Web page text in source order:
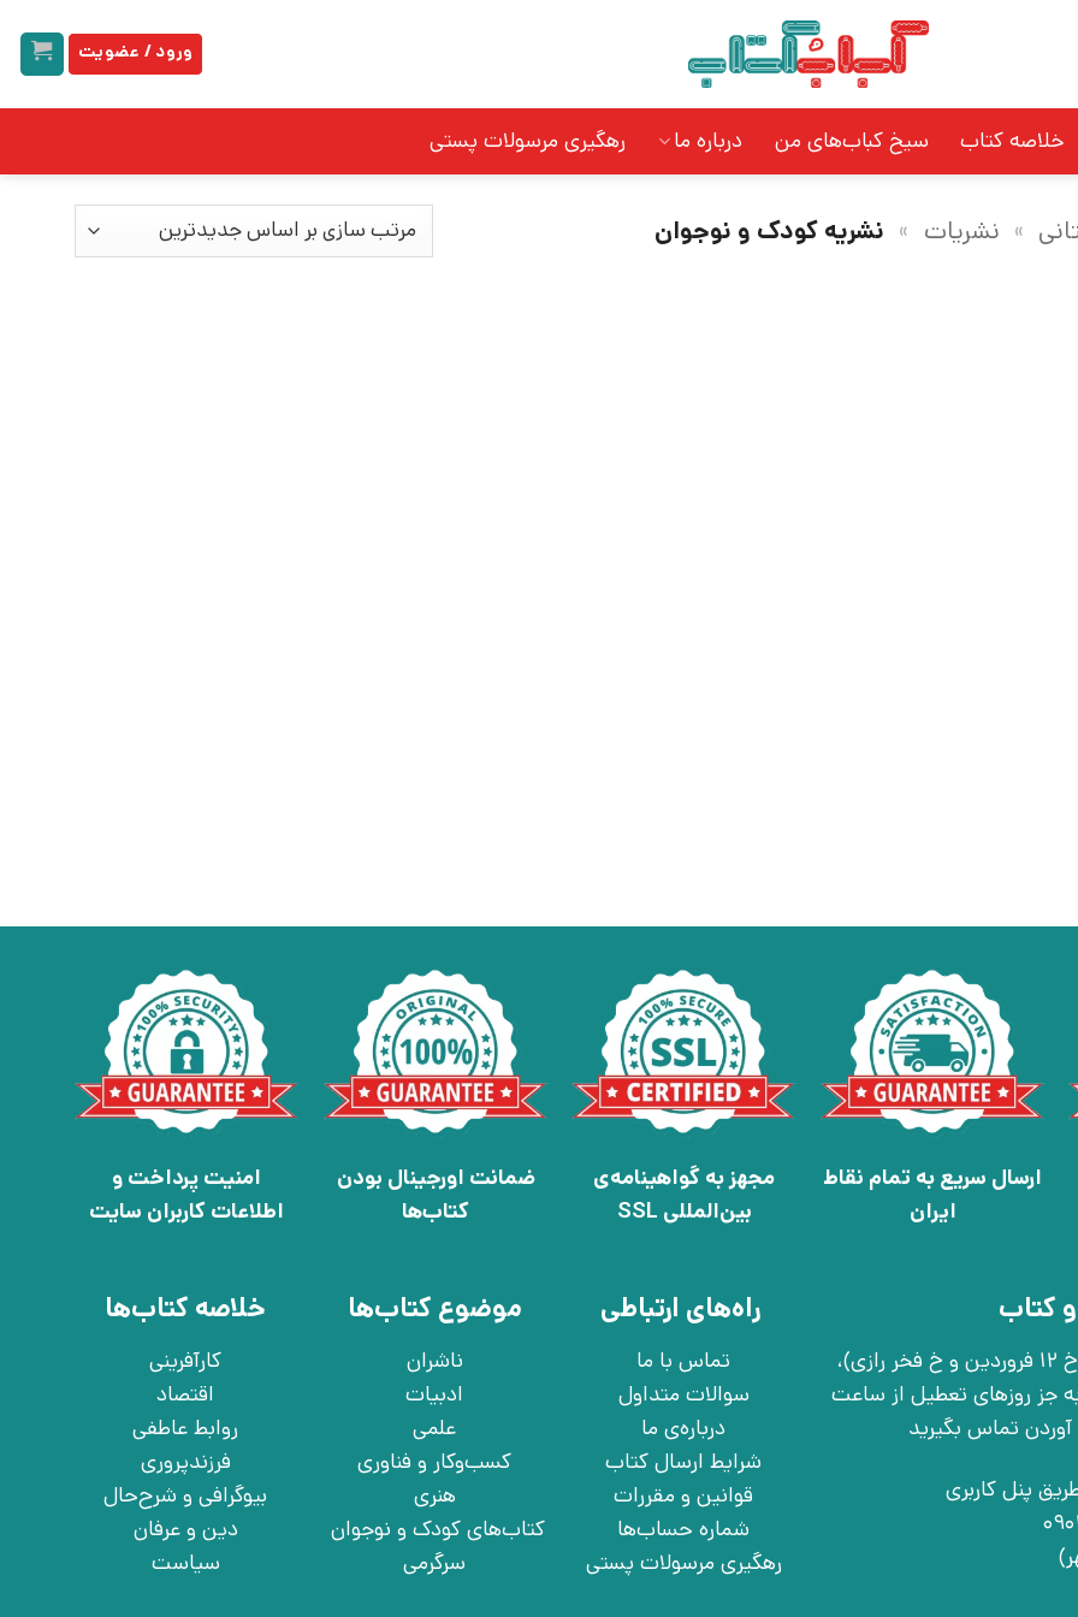
ورود / عضویت
خلاصه کتاب سیخ کباب‌های من درباره ما رهگیری مرسولات پستی
» نشریات » نشریه کودک و نوجوان
ارسال سریع به تمام نقاط
ایران
مجهز به گواهینامه‌ی
بین‌المللی SSL
ضمانت اورجینال بودن
کتاب‌ها
امنیت پرداخت و
اطلاعات کاربران سایت
کتاب
تهران، خ انقلاب، خ 12 فروردین، خ روانمهر شرقی(بین خ 12 فروردین و خ فخر رازی)،
به جز روزهای تعطیل از ساعت
پنل کاربری
راه‌های ارتباطی
تماس با ما
سوالات متداول
درباره‌ی ما
شرایط ارسال کتاب
قوانین و مقررات
شماره حساب‌ها
رهگیری مرسولات پستی
موضوع کتاب‌ها
ناشران
ادبیات
علمی
کسب‌وکار و فناوری
هنری
کتاب‌های کودک و نوجوان
سرگرمی
خلاصه کتاب‌ها
کارآفرینی
اقتصاد
روابط عاطفی
فرزندپروری
بیوگرافی و شرح‌حال
دین و عرفان
سیاست